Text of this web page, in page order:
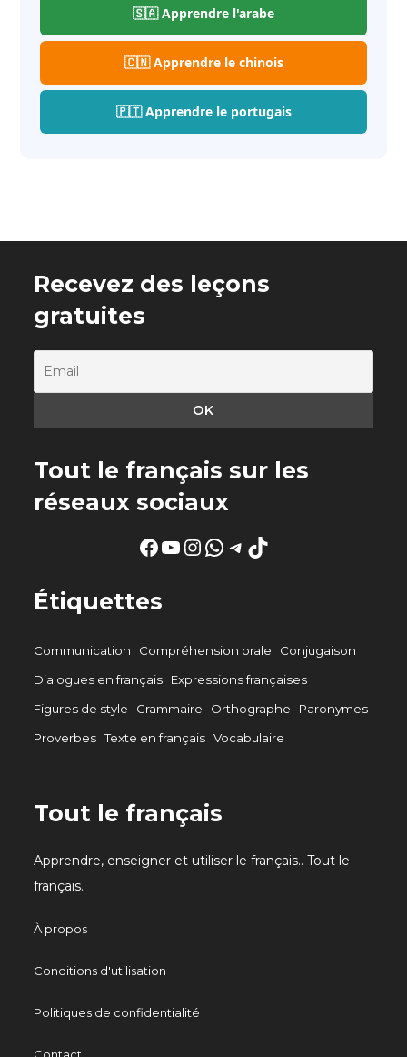
🇸🇦 Apprendre l'arabe
🇨🇳 Apprendre le chinois
🇵🇹 Apprendre le portugais
Recevez des leçons
gratuites
Tout le français sur les
réseaux sociaux
Facebook
YouTube
Instagram
WhatsApp
Telegram
TikTok
Étiquettes
Communication Compréhension orale
Conjugaison
Dialogues en français
Expressions françaises
Figures de style
Grammaire Orthographe
Paronymes
Proverbes Texte en français Vocabulaire
Tout le français
Apprendre, enseigner et utiliser le français.. Tout le
français.
À propos
Conditions d'utilisation
Politiques de confidentialité
Contact